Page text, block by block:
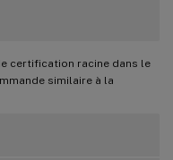
certification racine dans le
similaire à la